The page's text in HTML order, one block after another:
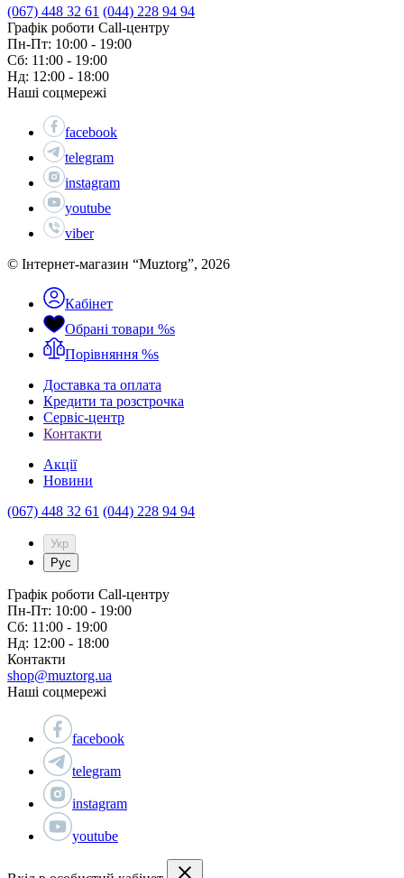
(067) 448 32 61 (044) 228 94 94
Графік роботи Call-центру
Пн-Пт: 10:00 - 19:00
Сб: 11:00 - 19:00
Нд: 12:00 - 18:00
Наші соцмережі
facebook
telegram
instagram
youtube
viber
© Інтернет-магазин “Muztorg”, 2026
Кабінет
Обрані товари %s
Порівняння %s
Доставка та оплата
Кредити та розстрочка
Сервіc-центр
Контакти
Акції
Новини
(067) 448 32 61 (044) 228 94 94
Укр
Рус
Графік роботи Call-центру
Пн-Пт: 10:00 - 19:00
Сб: 11:00 - 19:00
Нд: 12:00 - 18:00
Контакти
shop@muztorg.ua
Наші соцмережі
facebook
telegram
instagram
youtube